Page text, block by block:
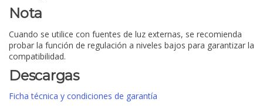
Nota
Cuando se utilice con fuentes de luz externas, se recomienda
probar la función de regulación a niveles bajos para garantizar la
compatibilidad.
Descargas
Ficha técnica y condiciones de garantía